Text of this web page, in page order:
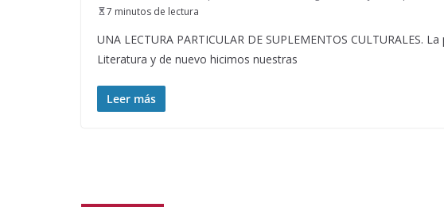
7 minutos de lectura
UNA LECTURA PARTICULAR DE SUPLEMENTOS CULTURALES.
Literatura y de nuevo hicimos nuestras
Leer más